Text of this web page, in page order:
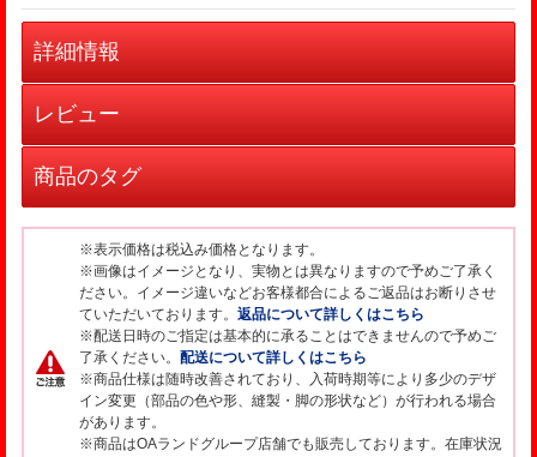
詳細情報
レビュー
商品のタグ
※表示価格は税込み価格となります。
※画像はイメージとなり、実物とは異なりますので予めご了承く
ださい。イメージ違いなどお客様都合によるご返品はお断りさせ
ていただいております。返品について詳しくはこちら
※配送日時のご指定は基本的に承ることはできませんので予めご
了承ください。 配送について詳しくはこちら
※商品仕様は随時改善されており、入荷時期等により多少のデザ
イン変更（部品の色や形、縫製・脚の形状など）が行われる場合
があります。
※商品はOAランドグループ店舗でも販売しております。在庫状況